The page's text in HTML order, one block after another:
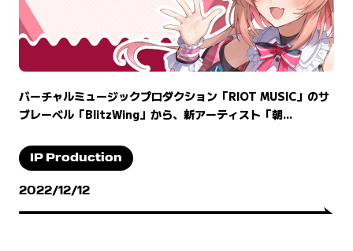
バーチャルミュージックプロダクション「RIOT MUSIC」のサ
ブレーベル「BlitzWing」から、新アーティスト「朝...
IP Production
2022/12/12